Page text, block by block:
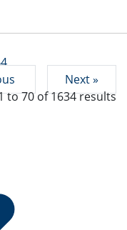
Next »
to70of1634results